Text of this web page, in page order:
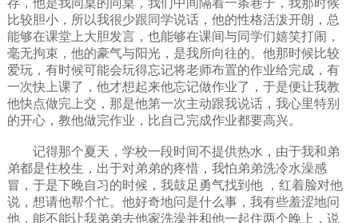
存，他是我同桌的同桌，我们中间隔着一条巷子，我那时候
比较胆小，所以我很少跟同学说话，他的性格活泼开朗，总
能够在课堂上大胆发言，也能够在课间与同学们嬉笑打闹，
毫无拘束，他的豪气与阳光，是我所向往的。他那时候比较
爱玩，有时候可能会玩得忘记将老师布置的作业给完成，有
一次快上课了，他才想起来他忘记做作业了，于是便让我教
他快点做完上交，那是他第一次主动跟我说话，我心里特别
的开心，教他做完作业，比自己完成作业都要高兴。
记得那个夏天，学校一段时间不提供热水，由于我和弟
弟都是住校生，出于对弟弟的疼惜，我怕弟弟洗冷水澡感
冒，于是下晚自习的时候，我鼓足勇气找到他 ，红着脸对他
说，想请他帮个忙。他好奇地问是什么事，我有些羞涩地问
他，能不能让我弟弟去他家洗澡并和他一起住两个晚上，说